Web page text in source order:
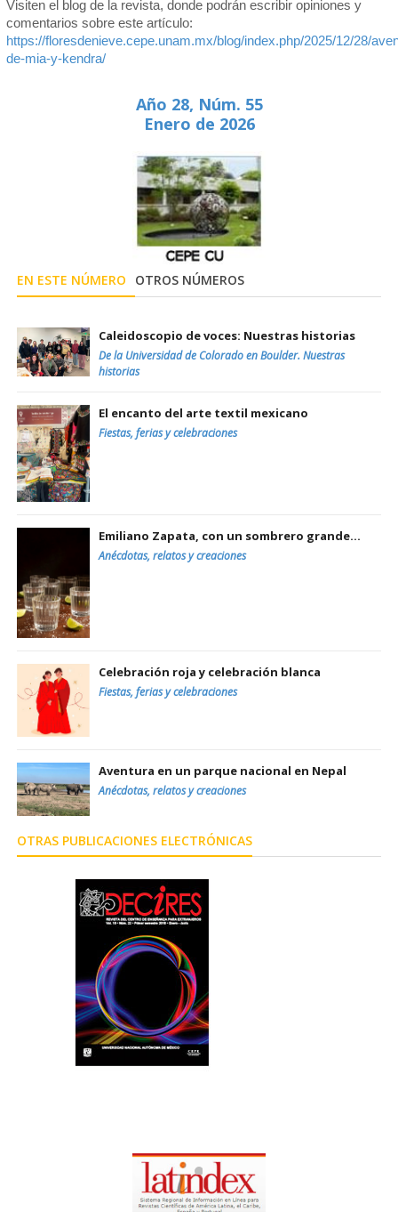
Visiten el blog de la revista, donde podrán escribir opiniones y
comentarios sobre este artículo:
https://floresdenieve.cepe.unam.mx/blog/index.php/2025/12/28/
de-mia-y-kendra/
Año 28, Núm. 55
Enero de 2026
EN ESTE NÚMERO OTROS NÚMEROS
Caleidoscopio de voces: Nuestras historias
De la Universidad de Colorado en Boulder. Nuestras
historias
El encanto del arte textil mexicano
Fiestas, ferias y celebraciones
Emiliano Zapata, con un sombrero grande…
Anécdotas, relatos y creaciones
Celebración roja y celebración blanca
Fiestas, ferias y celebraciones
Aventura en un parque nacional en Nepal
Anécdotas, relatos y creaciones
OTRAS PUBLICACIONES ELECTRÓNICAS